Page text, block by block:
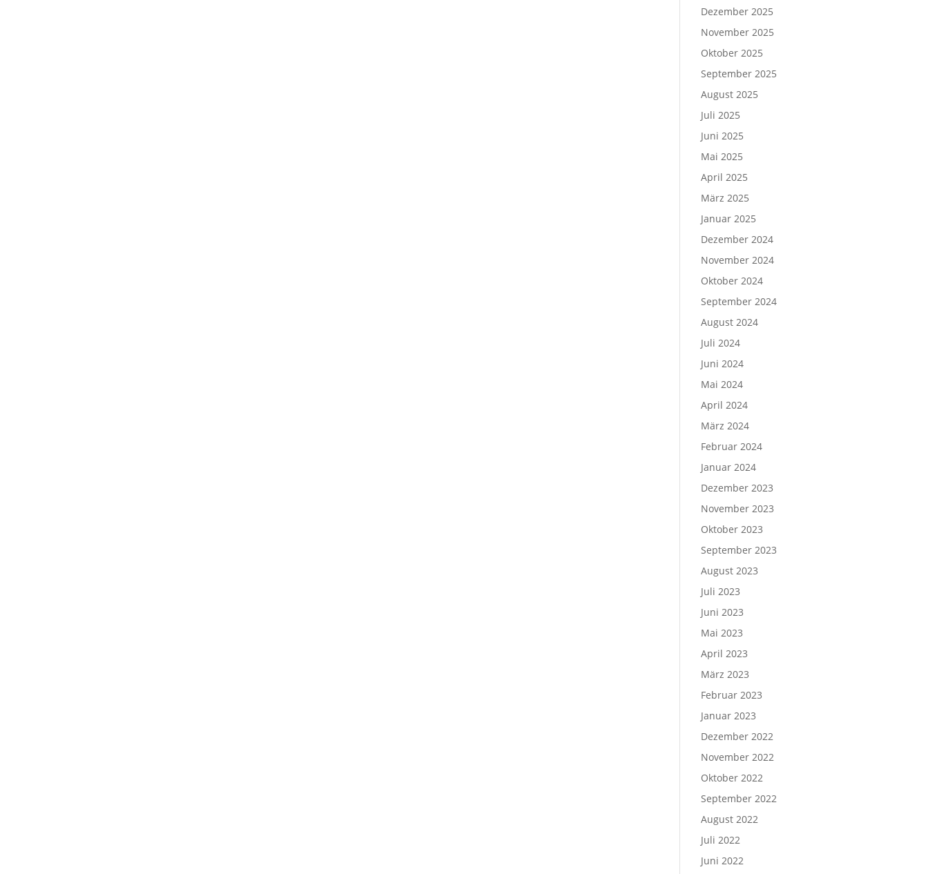
Dezember 2025
November 2025
Oktober 2025
September 2025
August 2025
Juli 2025
Juni 2025
Mai 2025
April 2025
März 2025
Januar 2025
Dezember 2024
November 2024
Oktober 2024
September 2024
August 2024
Juli 2024
Juni 2024
Mai 2024
April 2024
März 2024
Februar 2024
Januar 2024
Dezember 2023
November 2023
Oktober 2023
September 2023
August 2023
Juli 2023
Juni 2023
Mai 2023
April 2023
März 2023
Februar 2023
Januar 2023
Dezember 2022
November 2022
Oktober 2022
September 2022
August 2022
Juli 2022
Juni 2022